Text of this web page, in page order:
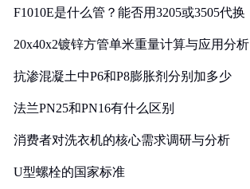
F1010E是什么管？能否用3205或3505代换
20x40x2镀锌方管单米重量计算与应用分析
抗渗混凝土中P6和P8膨胀剂分别加多少
法兰PN25和PN16有什么区别
消费者对洗衣机的核心需求调研与分析
U型螺栓的国家标准